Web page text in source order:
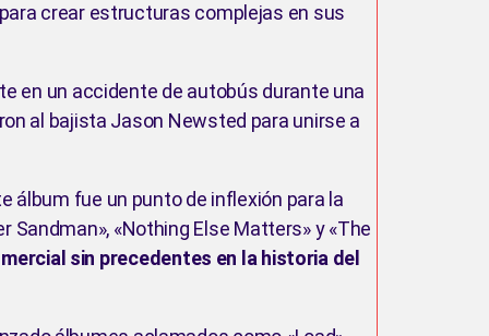
crear estructuras complejas en sus
en un accidente de autobús durante una
al bajista Jason Newsted para unirse a
álbum fue un punto de inflexión para la
«Nothing Else Matters» y «The
sin precedentes en la historia del